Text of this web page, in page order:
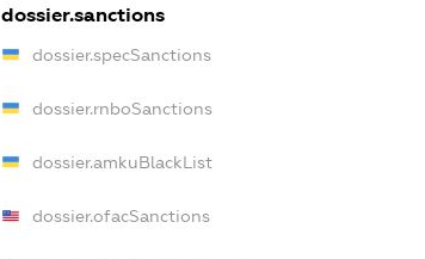
dossier.sanctions
dossier.specSanctions
dossier.rnboSanctions
dossier.amkuBlackList
dossier.ofacSanctions